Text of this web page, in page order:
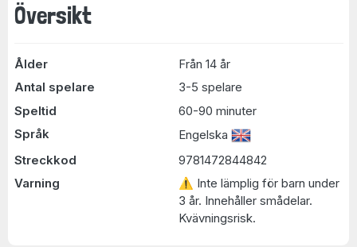
Översikt
Ålder
Från 14 år
Antal spelare
3-5 spelare
Speltid
60-90 minuter
Språk
Engelska
Streckkod
9781472844842
Varning
⚠ Inte lämplig för barn under
3 år. Innehåller smådelar.
Kvävningsrisk.